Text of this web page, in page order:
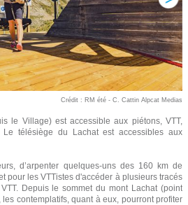
Crédit : RM été - C. Cattin Alpcat Medias
le Village) est accessible aux piétons, VTT,
Le télésiège du Lachat est accessibles aux
d’arpenter quelques-uns des 160 km de
pour les VTTistes d'accéder à plusieurs tracés
Depuis le sommet du mont Lachat (point
contemplatifs, quant à eux, pourront profiter